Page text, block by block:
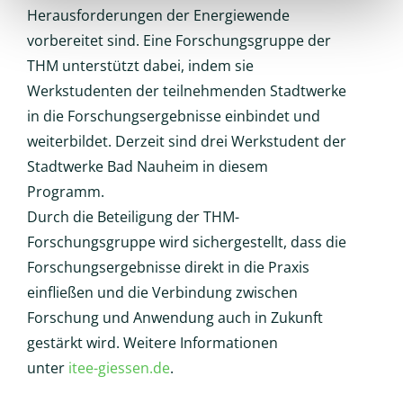
Herausforderungen der Energiewende
vorbereitet sind. Eine Forschungsgruppe der
THM unterstützt dabei, indem sie
Werkstudenten der teilnehmenden Stadtwerke
in die Forschungsergebnisse einbindet und
weiterbildet. Derzeit sind drei Werkstudent der
Stadtwerke Bad Nauheim in diesem
Programm.
Durch die Beteiligung der THM-
Forschungsgruppe wird sichergestellt, dass die
Forschungsergebnisse direkt in die Praxis
einfließen und die Verbindung zwischen
Forschung und Anwendung auch in Zukunft
gestärkt wird. Weitere Informationen
unter itee-giessen.de.